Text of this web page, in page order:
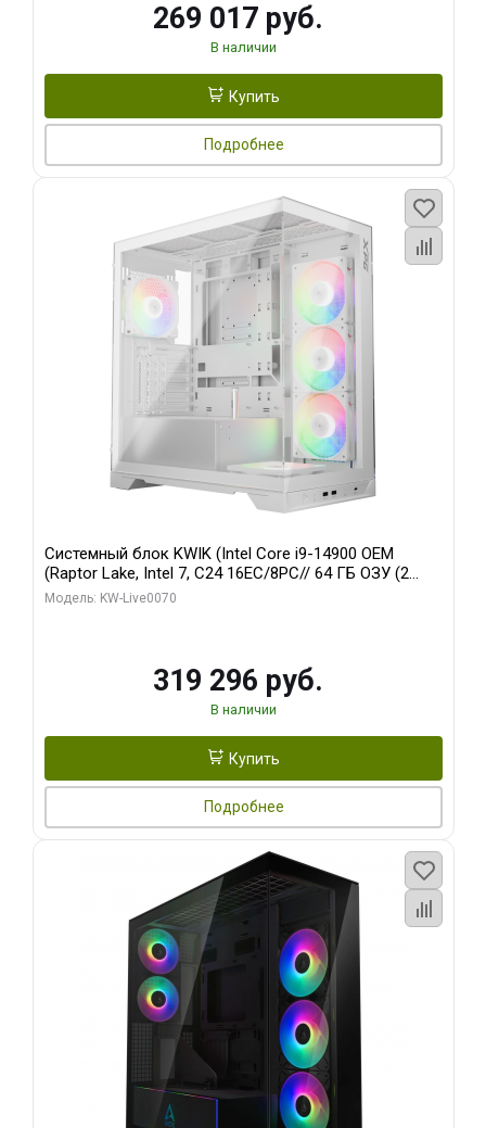
269 017 руб.
В наличии
Купить
Подробнее
Системный блок KWIK (Intel Core i9-14900 OEM
(Raptor Lake, Intel 7, C24 16EC/8PC// 64 ГБ ОЗУ (2
модуля)/ Gigabyte RTX5080 XTREME WATERFORCE
Модель: KW-Live0070
319 296 руб.
В наличии
Купить
Подробнее